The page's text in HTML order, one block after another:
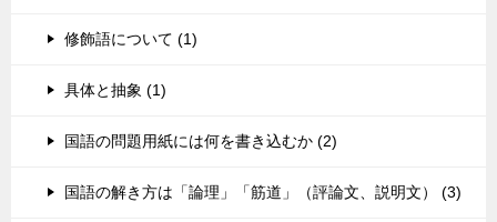
修飾語について (1)
具体と抽象 (1)
国語の問題用紙には何を書き込むか (2)
国語の解き方は「論理」「筋道」（評論文、説明文） (3)